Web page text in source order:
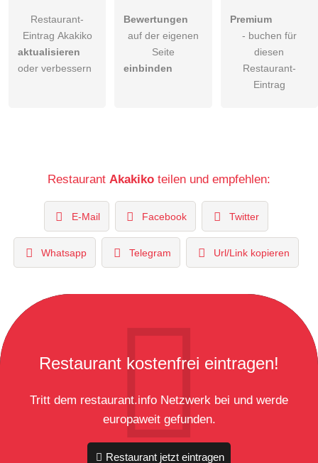
Restaurant-
Eintrag Akakiko
aktualisieren
oder verbessern
Bewertungen
auf der eigenen
Seite
einbinden
Premium
- buchen für
diesen
Restaurant-
Eintrag
Restaurant Akakiko teilen und empfehlen:
E-Mail Facebook Twitter
Whatsapp Telegram Url/Link kopieren
Restaurant kostenfrei eintragen!
Tritt dem restaurant.info Netzwerk bei und werde
europaweit gefunden.
Restaurant jetzt eintragen